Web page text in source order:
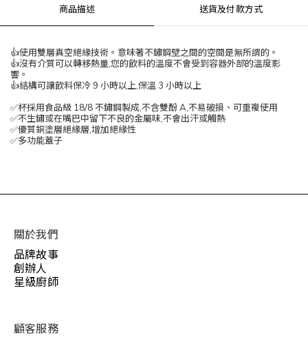
商品描述 送貨及付款方式
👍使用雙層真空絕緣技術。意味著不鏽鋼壁之間的空間是無所謂的。
👍沒有介質可以轉移熱量,您的飲料的溫度不會受到容器外部的溫度影
響。
👍結構可讓飲料保冷 9 小時以上,保溫 3 小時以上
✅杯採用食品級 18/8 不鏽鋼製成,不含雙酚 A,不易破損、可重複使用
✅不生鏽或在嘴巴中留下不良的金屬味,不會出汗或觸熱
✅優質銅塗層絕緣層,增加絕緣性
✅多功能蓋子
關於我們
品牌故事
創辦人
星級廚師
顧客服務